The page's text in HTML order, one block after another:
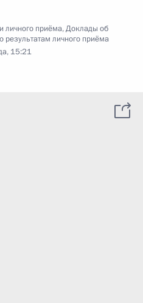
личного приёма,Доклады об
результатам личного приёма
15:21